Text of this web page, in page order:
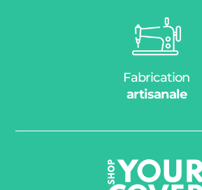
Fabrication
artisanale